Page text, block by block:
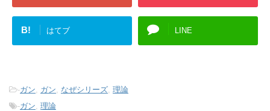
B! はてブ LINE
-ガン ガン なぜシリーズ 理論
-ガン 理論